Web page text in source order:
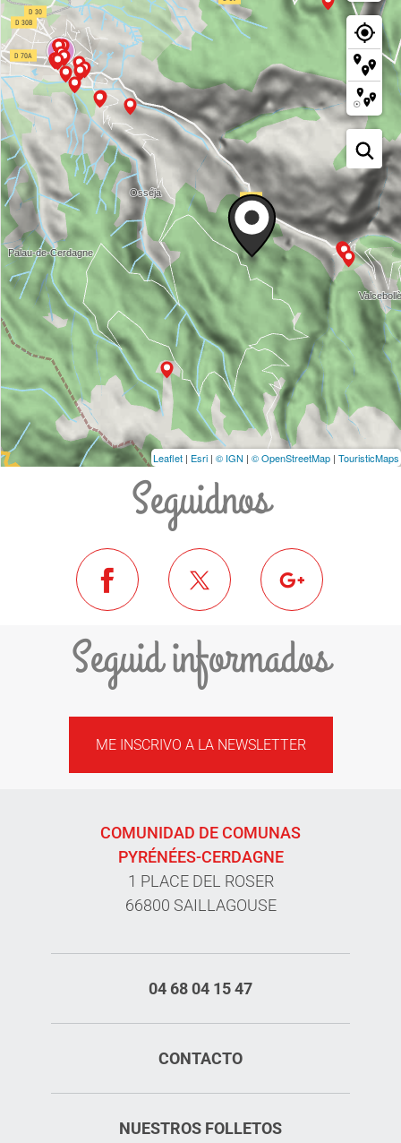
Leaflet | Esri | © IGN | © OpenStreetMap | TouristicMaps
Seguidnos
Seguid informados
ME INSCRIVO A LA NEWSLETTER
COMUNIDAD DE COMUNAS
PYRÉNÉES-CERDAGNE
1 PLACE DEL ROSER
66800 SAILLAGOUSE
04 68 04 15 47
CONTACTO
NUESTROS FOLLETOS